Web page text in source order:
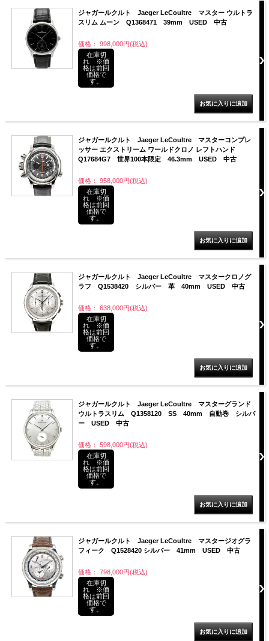
ジャガールクルト Jaeger LeCoultre マスター ウルトラ
スリム ムーン Q1368471 39mm USED 中古
価格： 998,000円(税込)
在庫切
れ ※価
格は前回
価格で
す。
ジャガールクルト Jaeger LeCoultre マスターコンプレ
ッサー エクストリーム ワールドクロノ レフトハンド
Q17684G7 世界100本限定 46.3mm USED 中古
価格： 958,000円(税込)
在庫切
れ ※価
格は前回
価格で
す。
ジャガールクルト Jaeger LeCoultre マスタークロノグ
ラフ Q1538420 シルバー 革 40mm USED 中古
価格： 638,000円(税込)
在庫切
れ ※価
格は前回
価格で
す。
ジャガールクルト Jaeger LeCoultre マスターグランド
ウルトラスリム Q1358120 SS 40mm 自動巻 シルバ
ー USED 中古
価格： 598,000円(税込)
在庫切
れ ※価
格は前回
価格で
す。
ジャガールクルト Jaeger LeCoultre マスタージオグラ
フィーク Q1528420 シルバー 41mm USED 中古
価格： 798,000円(税込)
在庫切
れ ※価
格は前回
価格で
す。